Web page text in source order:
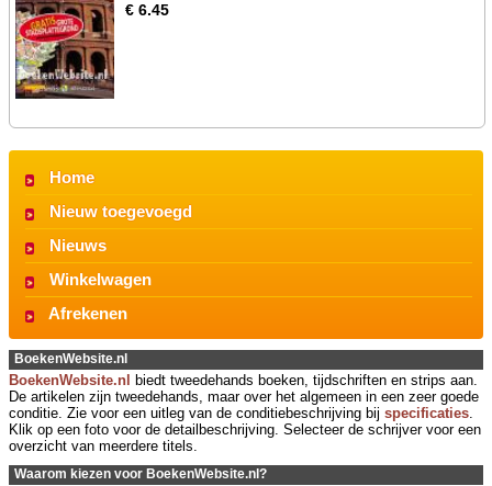
€ 6.45
Home
Nieuw toegevoegd
Nieuws
Winkelwagen
Afrekenen
BoekenWebsite.nl
BoekenWebsite.nl
biedt tweedehands boeken, tijdschriften en strips aan.
De artikelen zijn tweedehands, maar over het algemeen in een zeer goede
conditie. Zie voor een uitleg van de conditiebeschrijving bij specificaties.
Klik op een foto voor de detailbeschrijving. Selecteer de schrijver voor een
overzicht van meerdere titels.
Waarom kiezen voor BoekenWebsite.nl?